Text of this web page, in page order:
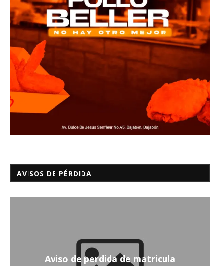
AVISOS DE PÉRDIDA
Aviso de perdida de matricula